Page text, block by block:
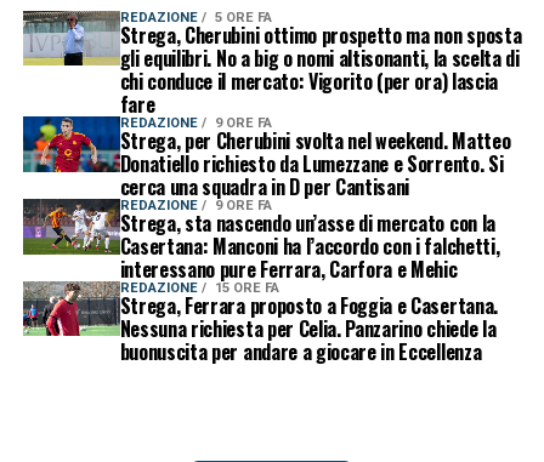
REDAZIONE 5 ORE FA
Strega, Cherubini ottimo prospetto ma non sposta
gli equilibri. No a big o nomi altisonanti, la scelta di
chi conduce il mercato: Vigorito (per ora) lascia
fare
REDAZIONE 9 ORE FA
Strega, per Cherubini svolta nel weekend. Matteo
Donatiello richiesto da Lumezzane e Sorrento. Si
cerca una squadra in D per Cantisani
REDAZIONE 9 ORE FA
Strega, sta nascendo un’asse di mercato con la
Casertana: Manconi ha l’accordo con i falchetti,
interessano pure Ferrara, Carfora e Mehic
REDAZIONE 15 ORE FA
Strega, Ferrara proposto a Foggia e Casertana.
Nessuna richiesta per Celia. Panzarino chiede la
buonuscita per andare a giocare in Eccellenza